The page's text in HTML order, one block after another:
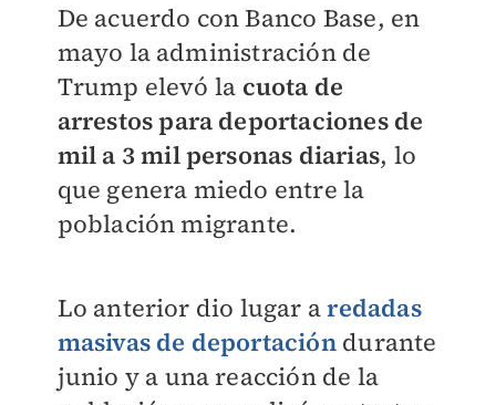
De acuerdo con Banco Base, en
mayo la administración de
Trump elevó la cuota de
arrestos para deportaciones de
mil a 3 mil personas diarias, lo
que genera miedo entre la
población migrante.
Lo anterior dio lugar aredadas
masivas de deportacióndurante
junio y a una reacción de la